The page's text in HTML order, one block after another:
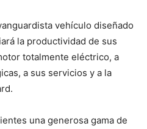
vehículo diseñado
la productividad de sus
totalmente eléctrico, a
a sus servicios y a la
una generosa gama de